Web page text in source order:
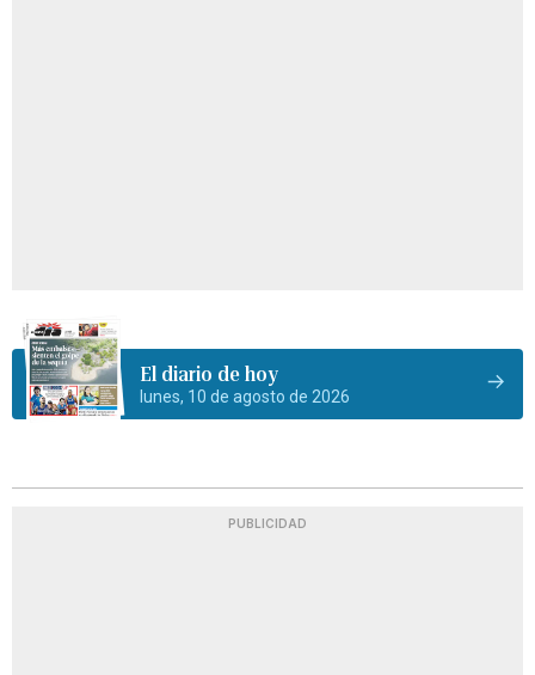
El diario de hoy
lunes, 10 de agosto de 2026
PUBLICIDAD